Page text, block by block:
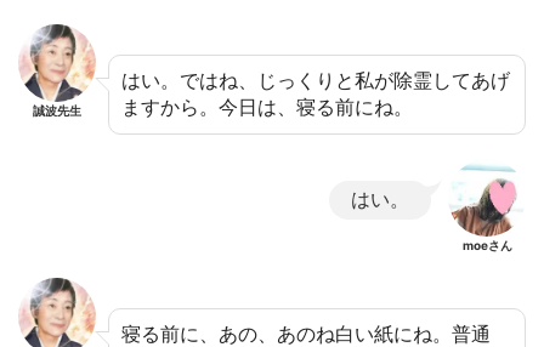
誠波先生
はい。ではね、じっくりと私が除霊してあげ
ますから。今日は、寝る前にね。
はい。
moeさん
寝る前に、あの、あのね白い紙にね。普通